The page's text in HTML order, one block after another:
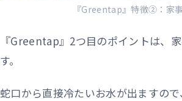
『Greentap』特徴②：家
『Greentap』2つ目のポイントは、
す。
蛇口から直接冷たいお水が出ますの